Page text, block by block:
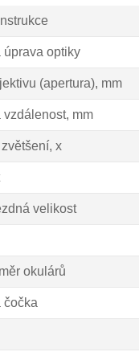
úprava optiky
(apertura), mm
vzdálenost, mm
x
velikost
okulárů
čočka